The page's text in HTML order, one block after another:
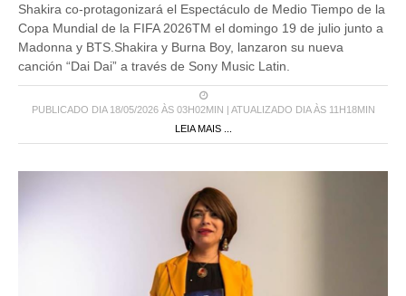
Shakira co-protagonizará el Espectáculo de Medio Tiempo de la
Copa Mundial de la FIFA 2026TM el domingo 19 de julio junto a
Madonna y BTS.Shakira y Burna Boy, lanzaron su nueva
canción “Dai Dai” a través de Sony Music Latin.
PUBLICADO DIA 18/05/2026 ÀS 03H02MIN | ATUALIZADO DIA ÀS 11H18MIN
LEIA MAIS ...